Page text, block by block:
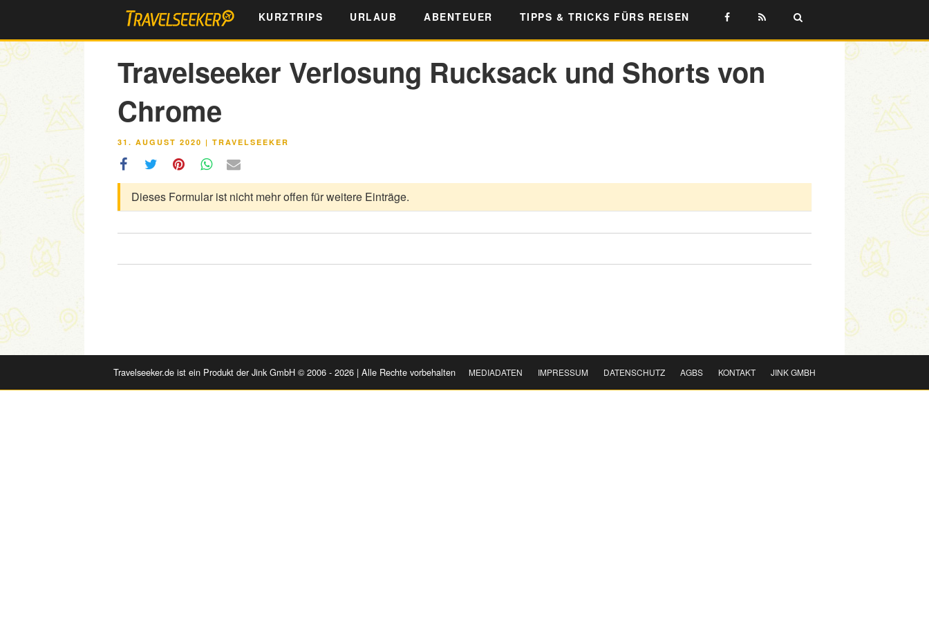
springen
KURZTRIPS URLAUB ABENTEUER TIPPS & TRICKS FÜRS REISEN
Travelseeker Verlosung Rucksack und Shorts von
Chrome
VERÖFFENTLICHT
31. AUGUST 2020 | TRAVELSEEKER
Dieses Formular ist nicht mehr offen für weitere Einträge.
Travelseeker.de ist ein Produkt der Jink GmbH © 2006 - 2026 | Alle Rechte vorbehalten MEDIADATEN IMPRESSUM DATENSCHUTZ AGBS KONTAKT JINK GMBH